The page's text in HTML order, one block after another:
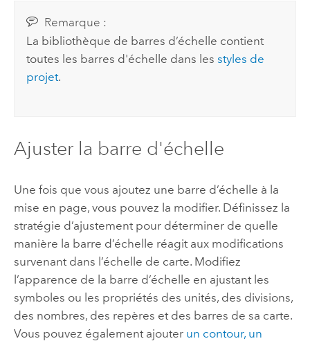
Remarque :
La bibliothèque de barres d’échelle contient
toutes les barres d'échelle dans lesstyles de
projet.
Ajuster la barre d'échelle
Une fois que vous ajoutez une barre d’échelle à la
mise en page, vous pouvez la modifier. Définissez la
stratégie d’ajustement pour déterminer de quelle
manière la barre d’échelle réagit aux modifications
survenant dans l’échelle de carte. Modifiez
l’apparence de la barre d’échelle en ajustant les
symboles ou les propriétés des unités, des divisions,
des nombres, des repères et des barres de sa carte.
Vous pouvez également ajouter un contour, un